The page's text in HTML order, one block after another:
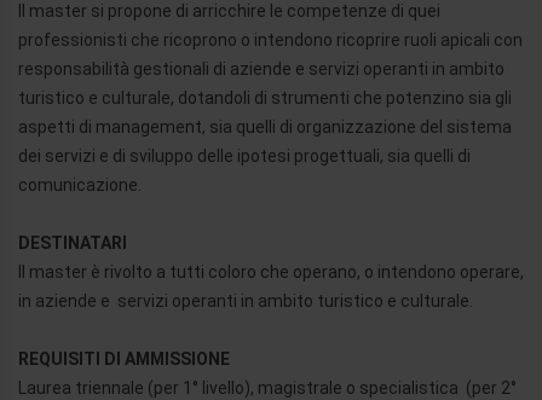
Il master si propone di arricchire le competenze di quei
professionisti che ricoprono o intendono ricoprire ruoli apicali con
responsabilità gestionali di aziende e servizi operanti in ambito
turistico e culturale, dotandoli di strumenti che potenzino sia gli
aspetti di management, sia quelli di organizzazione del sistema
dei servizi e di sviluppo delle ipotesi progettuali, sia quelli di
comunicazione.
DESTINATARI
Il master è rivolto a tutti coloro che operano, o intendono operare,
in aziende e servizi operanti in ambito turistico e culturale.
REQUISITI DI AMMISSIONE
Laurea triennale (per 1° livello), magistrale o specialistica (per 2°